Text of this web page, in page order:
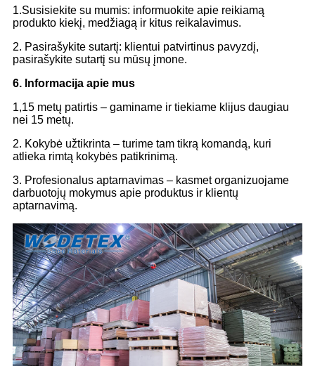
1.Susisiekite su mumis: informuokite apie reikiamą
produkto kiekį, medžiagą ir kitus reikalavimus.
2. Pasirašykite sutartį: klientui patvirtinus pavyzdį,
pasirašykite sutartį su mūsų įmone.
6. Informacija apie mus
1,15 metų patirtis – gaminame ir tiekiame klijus daugiau
nei 15 metų.
2. Kokybė užtikrinta – turime tam tikrą komandą, kuri
atlieka rimtą kokybės patikrinimą.
3. Profesionalus aptarnavimas – kasmet organizuojame
darbuotojų mokymus apie produktus ir klientų
aptarnavimą.